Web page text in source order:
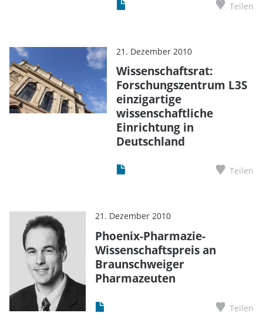
Teilen
21. Dezember 2010
Wissenschaftsrat:
Forschungszentrum L3S
einzigartige
wissenschaftliche
Einrichtung in
Deutschland
Teilen
21. Dezember 2010
Phoenix-Pharmazie-
Wissenschaftspreis an
Braunschweiger
Pharmazeuten
Teilen